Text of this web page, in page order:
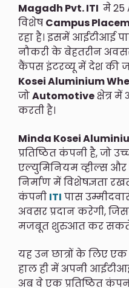
Magadh Pvt. ITI मे 25
विशेष Campus
रहा है। इसमें आईटीआई
नौकरी के बेहतरीन
कैंपस इंटरव्यू में देश की
Kosei Aluminium
जोAutomotiveक्षेत्र
करती है।
Minda Kosei
प्रतिष्ठित कंपनी है, जो
एल्युमिनियम व्हील्स और
निर्माण में विशेषज्ञता
कंपनी ITI पास
अवसर प्रदान करेगी,
मजबूत शुरुआत कर सकते
यह उन छात्रों के लिए
हाल ही में अपनी
अब वे एक प्रतिष्ठित